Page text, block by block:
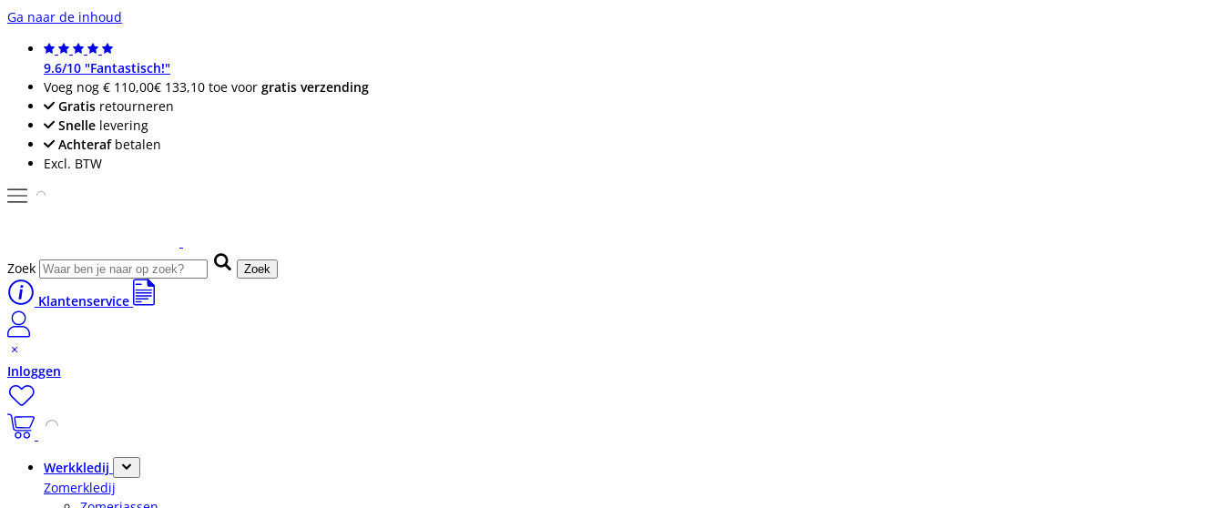
Ga naar de inhoud
9.6/10 "Fantastisch!"
Voeg nog € 110,00€ 133,10 toe voor gratis verzending
Gratis retourneren
Snelle levering
Achterafbetalen
Excl. BTW
Zoek Zoek
Klantenservice
Inloggen
Werkkledij
Zomerkledij